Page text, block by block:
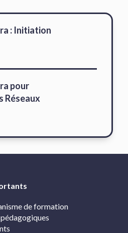
: Initiation
pour
Réseaux
de formation